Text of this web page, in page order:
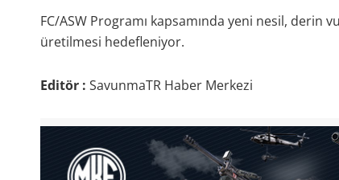
FC/ASW Programı kapsamında yeni nesil,
üretilmesi hedefleniyor.
Editör : SavunmaTR Haber Merkezi